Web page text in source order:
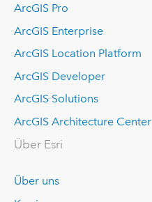
ArcGIS Pro
ArcGIS Enterprise
ArcGIS Location Platform
ArcGIS Developer
ArcGIS Solutions
ArcGIS Architecture Center
Über Esri
Über uns